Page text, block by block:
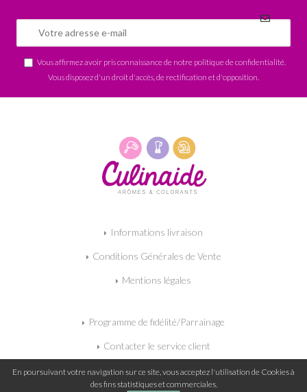
Vous affirmez avoir pris connaissance de notre politique de confidentialité
Vous disposez d'un droit d'accès, de rectification et d'opposition.
Informations livraison
Conditions Générales de Vente
Mentions légales
Programme de fidélité/Parrainage
Contacter le service client
Mon panier
En poursuivant votre navigation sur ce site, vous acceptez l'utilisation de Cookies à
des fins statistiques et commerciales.